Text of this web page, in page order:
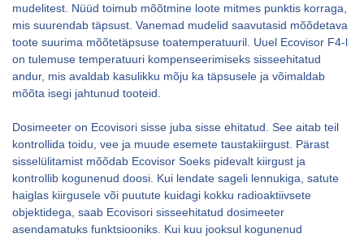
mudelitest. Nüüd toimub mõõtmine loote mitmes punktis korraga,
mis suurendab täpsust. Vanemad mudelid saavutasid mõõdetava
toote suurima mõõtetäpsuse toatemperatuuril. Uuel Ecovisor F4-l
on tulemuse temperatuuri kompenseerimiseks sisseehitatud
andur, mis avaldab kasulikku mõju ka täpsusele ja võimaldab
mõõta isegi jahtunud tooteid.
Dosimeeter on Ecovisori sisse juba sisse ehitatud. See aitab teil
kontrollida toidu, vee ja muude esemete taustakiirgust. Pärast
sisselülitamist mõõdab Ecovisor Soeks pidevalt kiirgust ja
kontrollib kogunenud doosi. Kui lendate sageli lennukiga, satute
haiglas kiirgusele või puutute kuidagi kokku radioaktiivsete
objektidega, saab Ecovisori sisseehitatud dosimeeter
asendamatuks funktsiooniks. Kui kuu jooksul kogunenud